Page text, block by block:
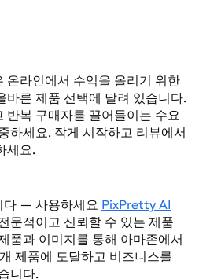
온라인에서 수익을 올리기 위한
바른 제품 선택에 달려 있습니다.
반복 구매자를 끌어들이는 수요
하세요. 작게 시작하고 리뷰에서
세요.
다 — 사용하세요 PixPretty AI
문적이고 신뢰할 수 있는 제품
품과 이미지를 통해 아마존에서
제품에 도달하고 비즈니스를
니다.